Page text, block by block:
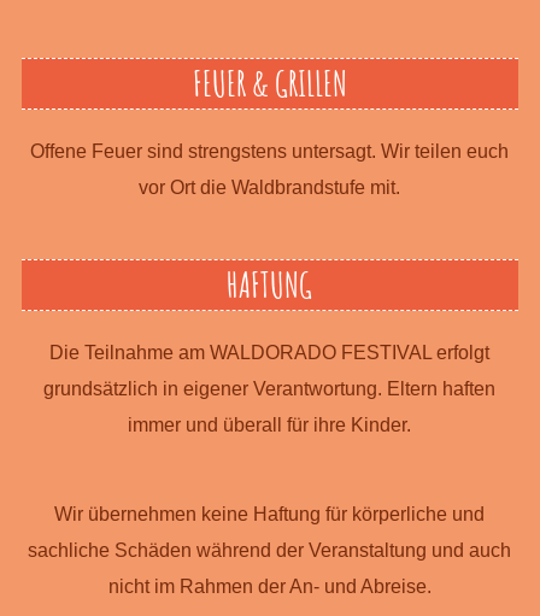
FEUER & GRILLEN
Offene Feuer sind strengstens unter­sagt. Wir teilen euch
vor Ort die Waldbrandstufe mit.
HAFTUNG
Die Teilnahme am WALDORADO FESTIVAL erfolgt
grund­sätzlich in eigener Ver­ant­wortung. Eltern haften
immer und überall für ihre Kinder.
Wir über­nehmen keine Haftung für körperliche und
sachliche Schäden während der Ver­an­staltung und auch
nicht im Rahmen der An- und Abreise.